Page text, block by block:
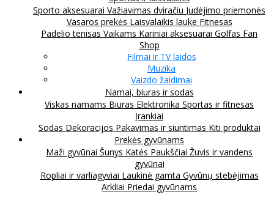
Sporto aksesuarai Važiavimas dviračiu Judėjimo priemonės
Vasaros prekės Laisvalaikis lauke Fitnesas
Padelio tenisas Vaikams Kariniai aksesuarai Golfas Fan
Shop
Filmai ir TV laidos
Muzika
Vaizdo žaidimai
Namai, biuras ir sodas
Viskas namams Biuras Elektronika Sportas ir fitnesas
Įrankiai
Sodas Dekoracijos Pakavimas ir siuntimas Kiti produktai
Prekės gyvūnams
Maži gyvūnai Šunys Katės Paukščiai Žuvis ir vandens
gyvūnai
Ropliai ir varliagyviai Laukinė gamta Gyvūnų stebėjimas
Arkliai Priedai gyvūnams